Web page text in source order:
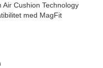
Cushion Technology
med MagFit